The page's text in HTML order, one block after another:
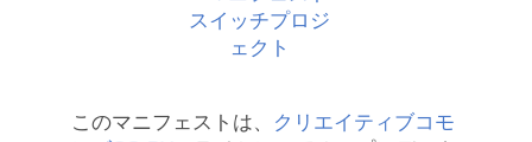
このマニフェストは、
クリエイティブコモ